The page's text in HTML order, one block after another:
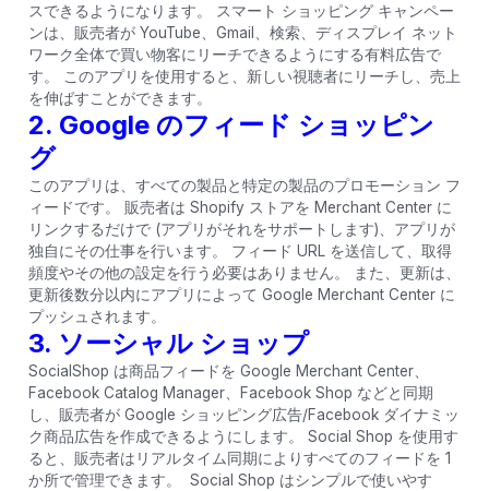
スできるようになります。 スマート ショッピング キャンペー
ンは、販売者が YouTube、Gmail、検索、ディスプレイ ネット
ワーク全体で買い物客にリーチできるようにする有料広告で
す。 このアプリを使用すると、新しい視聴者にリーチし、売上
を伸ばすことができます。
2. Google のフィード ショッピン
グ
このアプリは、すべての製品と特定の製品のプロモーション フ
ィードです。 販売者は Shopify ストアを Merchant Center に
リンクするだけで (アプリがそれをサポートします)、アプリが
独自にその仕事を行います。 フィード URL を送信して、取得
頻度やその他の設定を行う必要はありません。 また、更新は、
更新後数分以内にアプリによって Google Merchant Center に
プッシュされます。
3. ソーシャル ショップ
SocialShop は商品フィードを Google Merchant Center、
Facebook Catalog Manager、Facebook Shop などと同期
し、販売者が Google ショッピング広告/Facebook ダイナミッ
ク商品広告を作成できるようにします。 Social Shop を使用す
ると、販売者はリアルタイム同期によりすべてのフィードを 1
か所で管理できます。 Social Shop はシンプルで使いやす